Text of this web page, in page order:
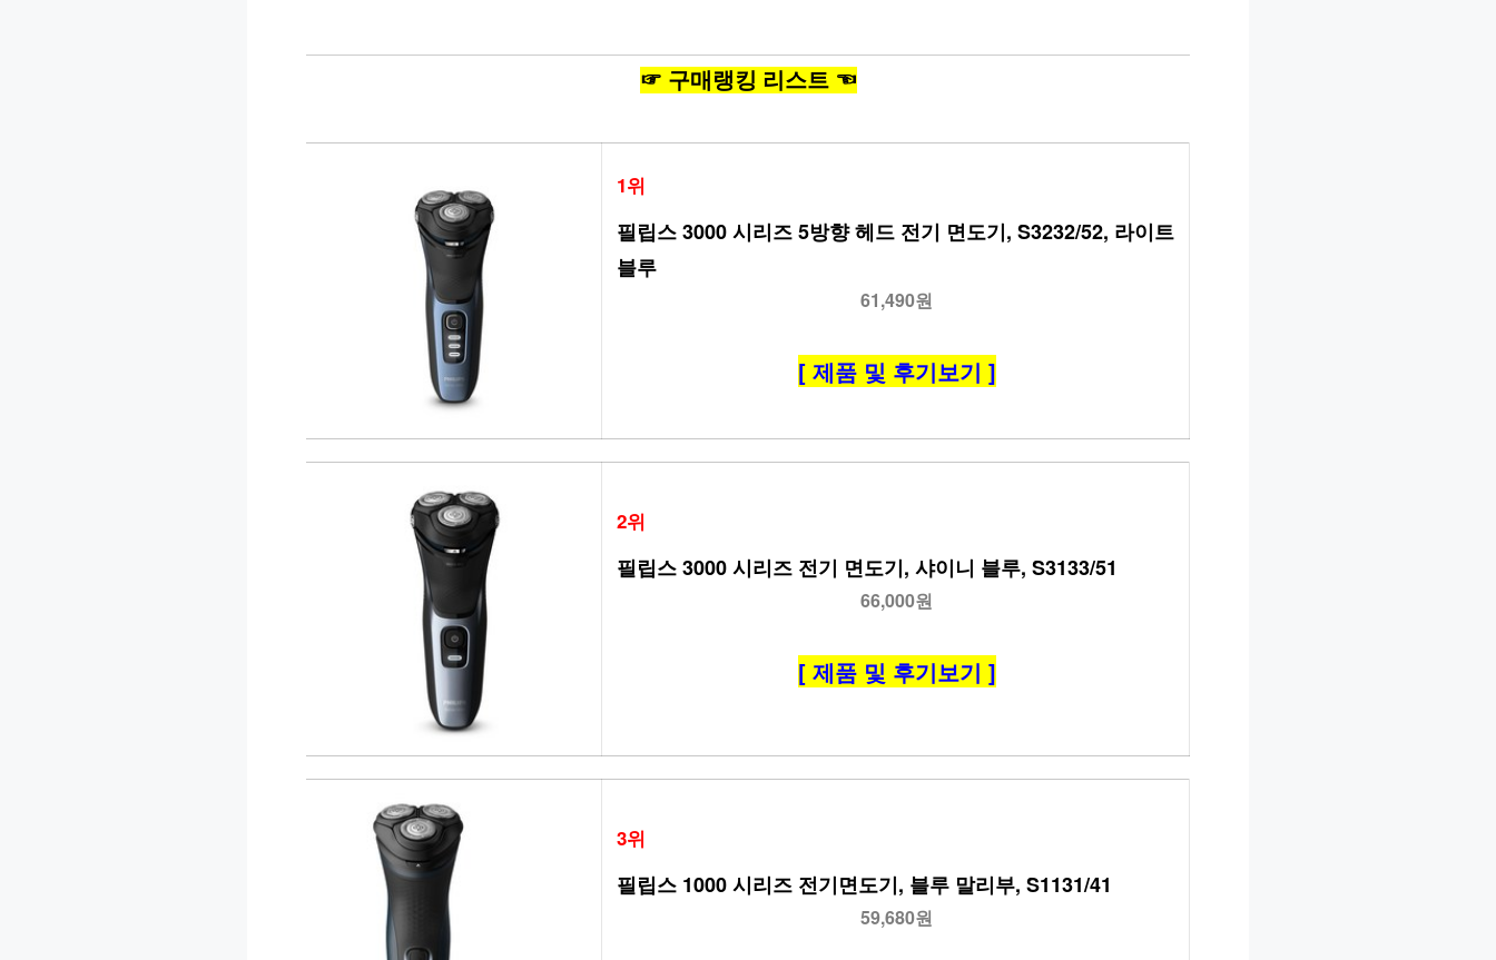
☞ 구매랭킹 리스트 ☜
1위
필립스 3000 시리즈 5방향 헤드 전기 면도기, S3232/52, 라이트
블루
61,490원
[ 제품 및 후기보기 ]
2위
필립스 3000 시리즈 전기 면도기, 샤이니 블루, S3133/51
66,000원
[ 제품 및 후기보기 ]
3위
필립스 1000 시리즈 전기면도기, 블루 말리부, S1131/41
59,680원